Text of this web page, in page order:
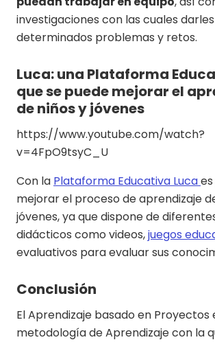
investigaciones con las cuales
determinados problemas y retos.
Luca: una Plataforma
que se puede mejorar el
de niños y jóvenes
https://www.youtube.com/watch?
v=4FpO9tsyC_U
Con la Plataforma Educativa Luca
mejorar el proceso de aprendizaje
jóvenes, ya que dispone de
didácticos como videos,juegos
evaluativos para evaluar sus
Conclusión
El Aprendizaje basado en Proyectos
metodología de Aprendizaje con la